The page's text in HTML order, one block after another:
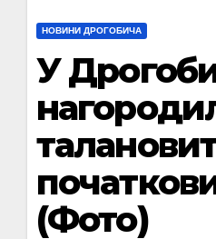
НОВИНИ ДРОГОБИЧА
У
(Фото)